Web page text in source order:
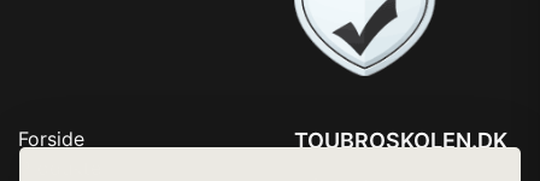
Forside
TOUBROSKOLEN.DK